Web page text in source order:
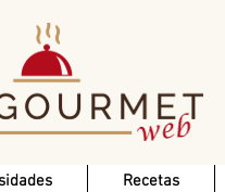
Recetas